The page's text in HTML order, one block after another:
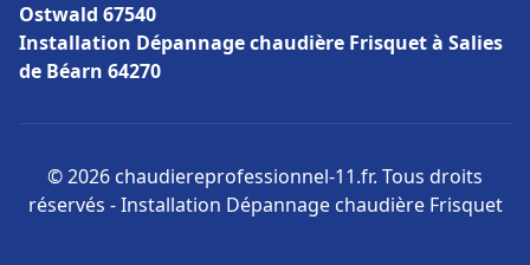
Ostwald 67540
Installation Dépannage chaudière Frisquet à Salies
de Béarn 64270
© 2026 chaudiereprofessionnel-11.fr. Tous droits
réservés - Installation Dépannage chaudière Frisquet